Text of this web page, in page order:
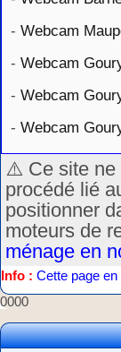
- Webcam
- Webcam
- Webcam
- Webcam
⚠️ Ce site ne
procédé lié
positionner
moteurs de
ménage en
Info : Cette page
0000